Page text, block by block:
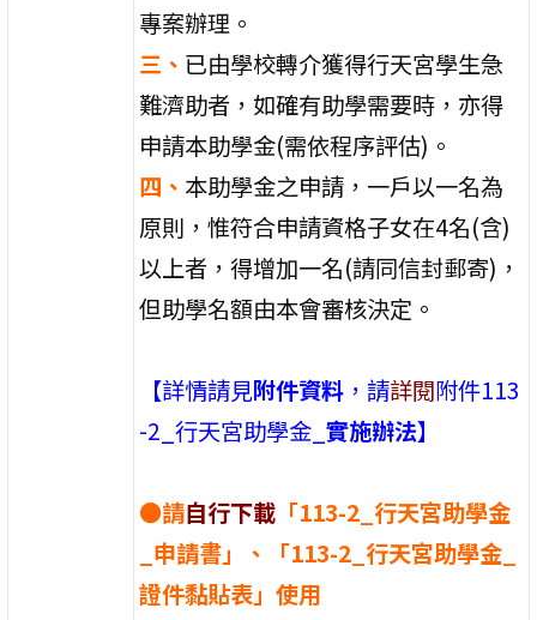
專案辦理。
三、 已由學校轉介獲得行天宮學生急
難濟助者，如確有助學需要時，亦得
申請本助學金(需依程序評估)。
四、 本助學金之申請，一戶以一名為
原則，惟符合申請資格子女在4名(含)
以上者，得增加一名(請同信封郵寄)，
但助學名額由本會審核決定。
【詳情請見附件資料 ，請詳閱附件113
-2_行天宮助學金_實施辦法】
●請自行下載 「113-2_行天宮助學金
_申請書」、「113-2_行天宮助學金_
證件黏貼表」使用